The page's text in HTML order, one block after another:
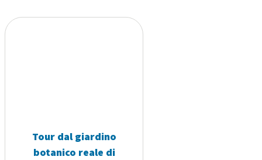
Tour dal giardino
botanico reale di